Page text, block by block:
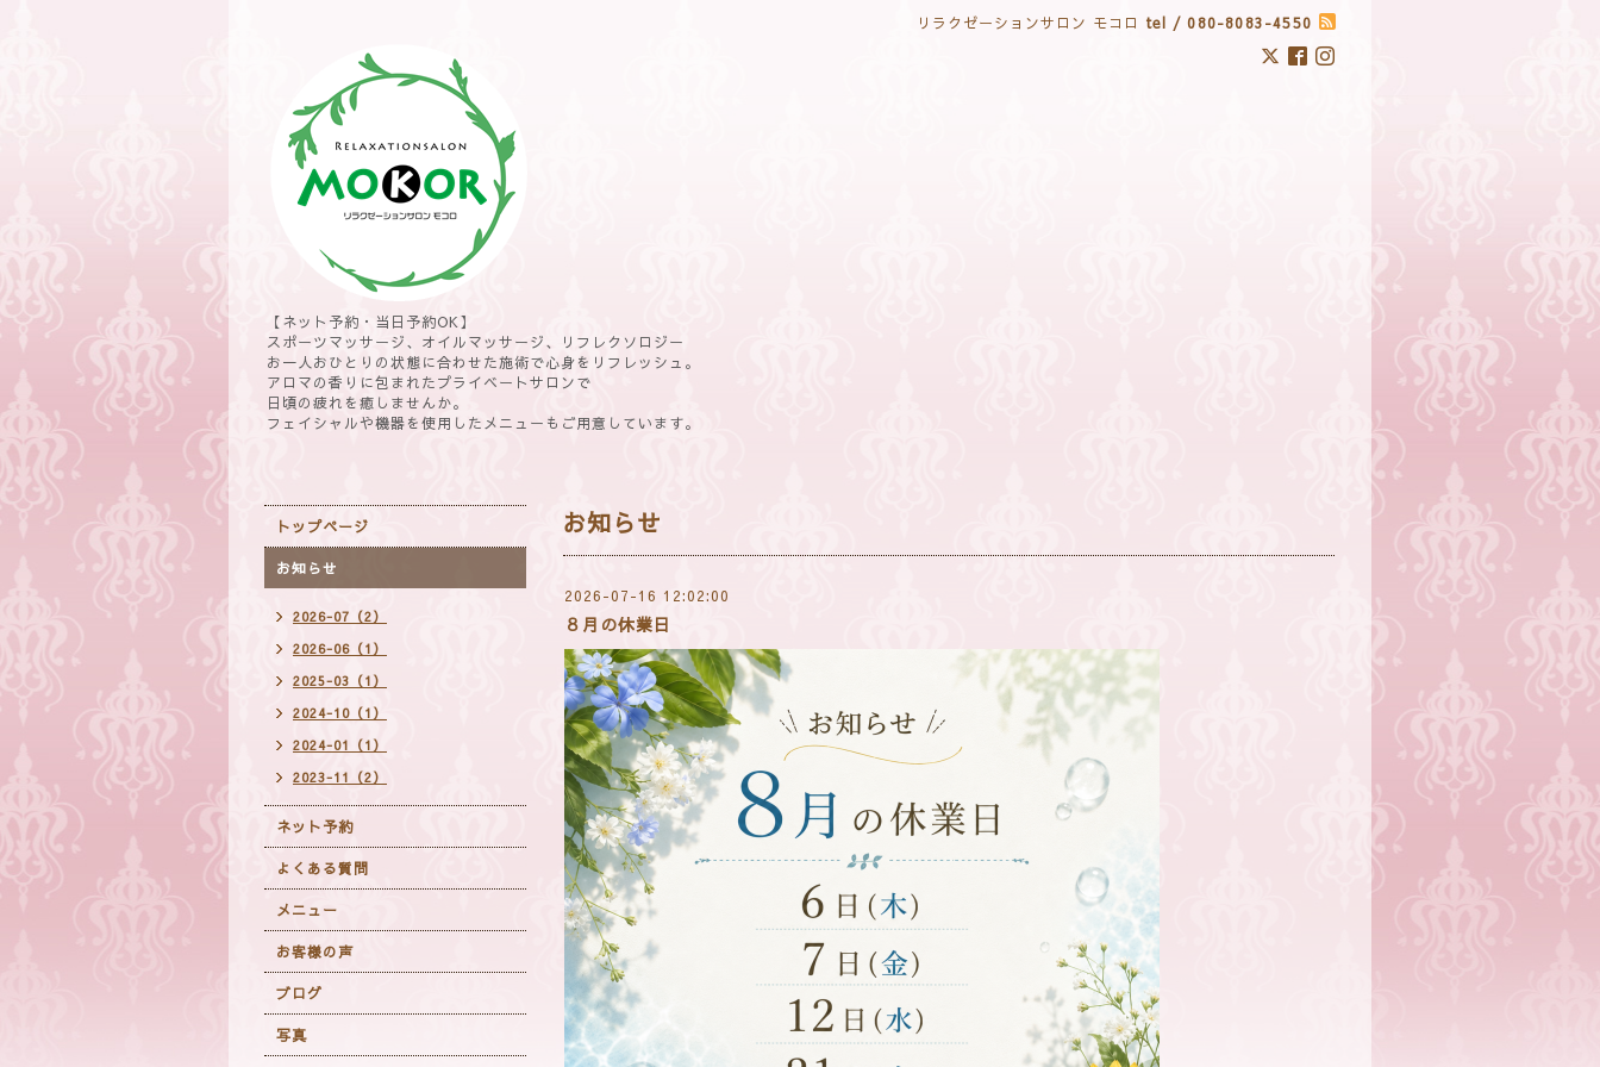
リラクゼーションサロン モコロ tel / 080-8083-4550
【ネット予約・当日予約OK】
スポーツマッサージ、オイルマッサージ、リフレクソロジー
お一人おひとりの状態に合わせた施術で心身をリフレッシュ。
アロマの香りに包まれたプライベートサロンで
日頃の疲れを癒しませんか。
フェイシャルや機器を使用したメニューもご用意しています。
お知らせ
2026-07-16 12:02:00
８月の休業日
トップページ
お知らせ
2026-07（2）
2026-06（1）
2025-03（1）
2024-10（1）
2024-01（1）
2023-11（2）
ネット予約
よくある質問
メニュー
お客様の声
ブログ
写真